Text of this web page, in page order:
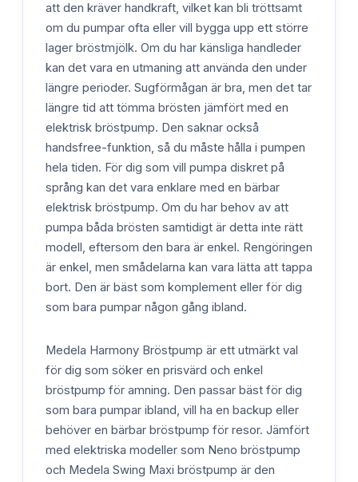
att den kräver handkraft, vilket kan bli tröttsamt
om du pumpar ofta eller vill bygga upp ett större
lager bröstmjölk. Om du har känsliga handleder
kan det vara en utmaning att använda den under
längre perioder. Sugförmågan är bra, men det tar
längre tid att tömma brösten jämfört med en
elektrisk bröstpump. Den saknar också
handsfree-funktion, så du måste hålla i pumpen
hela tiden. För dig som vill pumpa diskret på
språng kan det vara enklare med en bärbar
elektrisk bröstpump. Om du har behov av att
pumpa båda brösten samtidigt är detta inte rätt
modell, eftersom den bara är enkel. Rengöringen
är enkel, men smådelarna kan vara lätta att tappa
bort. Den är bäst som komplement eller för dig
som bara pumpar någon gång ibland.
Medela Harmony Bröstpump är ett utmärkt val
för dig som söker en prisvärd och enkel
bröstpump för amning. Den passar bäst för dig
som bara pumpar ibland, vill ha en backup eller
behöver en bärbar bröstpump för resor. Jämfört
med elektriska modeller som Neno bröstpump
och Medela Swing Maxi bröstpump är den